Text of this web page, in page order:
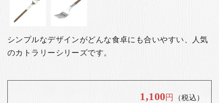
シンプルなデザインがどんな食卓にも合いやすい、人気
のカトラリーシリーズです。
1,100円 （税込）